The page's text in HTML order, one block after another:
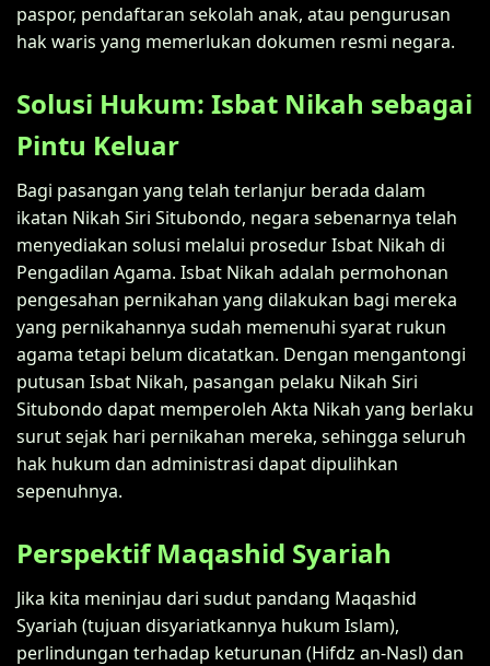
paspor, pendaftaran sekolah anak, atau pengurusan
hak waris yang memerlukan dokumen resmi negara.
Solusi Hukum: Isbat Nikah sebagai
Pintu Keluar
Bagi pasangan yang telah terlanjur berada dalam
ikatan Nikah Siri Situbondo, negara sebenarnya telah
menyediakan solusi melalui prosedur Isbat Nikah di
Pengadilan Agama. Isbat Nikah adalah permohonan
pengesahan pernikahan yang dilakukan bagi mereka
yang pernikahannya sudah memenuhi syarat rukun
agama tetapi belum dicatatkan. Dengan mengantongi
putusan Isbat Nikah, pasangan pelaku Nikah Siri
Situbondo dapat memperoleh Akta Nikah yang berlaku
surut sejak hari pernikahan mereka, sehingga seluruh
hak hukum dan administrasi dapat dipulihkan
sepenuhnya.
Perspektif Maqashid Syariah
Jika kita meninjau dari sudut pandang Maqashid
Syariah (tujuan disyariatkannya hukum Islam),
perlindungan terhadap keturunan (Hifdz an-Nasl) dan